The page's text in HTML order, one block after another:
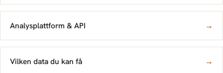
Analysplattform & API →
Vilken data du kan få →